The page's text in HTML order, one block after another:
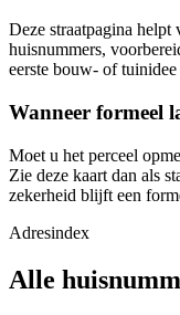
Deze straatpagina
huisnummers,
eerste bouw- of
Wanneer formeel
Moet u het perceel
Zie deze kaart dan als
zekerheid blijft een
Adresindex
Alle